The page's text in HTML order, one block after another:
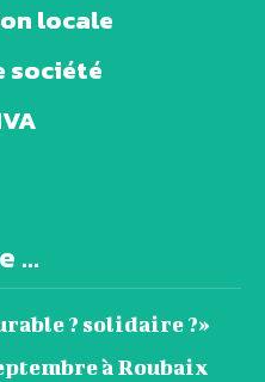
locale
société
...
? solidaire ?»
à Roubaix